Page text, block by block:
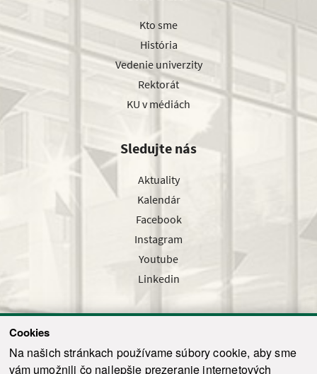
Cookies
Na našich stránkach používame súbory cookie, aby sme
vám umožnili čo najlepšie prezeranie internetových
Kto sme
História
Vedenie univerzity
Rektorát
KU v médiách
Sledujte nás
Aktuality
Kalendár
Facebook
Instagram
Youtube
Linkedin